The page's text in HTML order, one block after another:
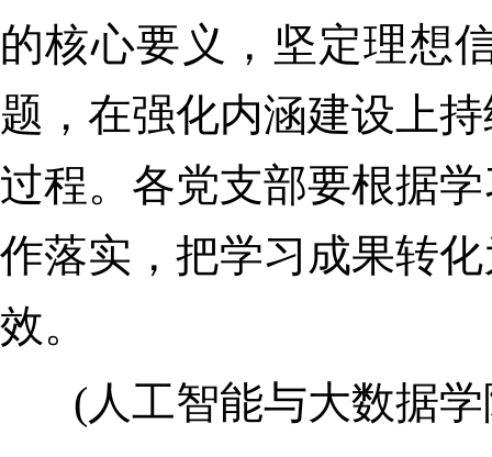
的核心要义，坚定理想
题，在强化内涵建设上
过程。各党支部要根据
作落实，把学习成果转
效。
(人工智能与大数据